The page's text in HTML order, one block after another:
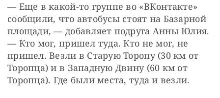
— Еще в какой-то группе во «ВКонтакте»
сообщили, что автобусы стоят на Базарной
площади, — добавляет подруга Анны Юлия.
— Кто мог, пришел туда. Кто не мог, не
пришел. Везли в Старую Торопу (30 км от
Торопца) и в Западную Двину (60 км от
Торопца). Где были места, туда и везли.